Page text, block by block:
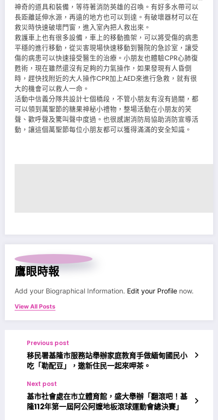
神奇的道具和裝備，等待著消防英雄的召喚。有好多水帶可以
長距離延伸水源，再遠的地方也可以到達。有破壞器材可以在
救災時快速破壞門窗，進入室內把人救出來。
救護車上也有很多設備，車上的移動擔架，可以將受傷的病患
平穩的進行移動，從災害現場快速移動到醫院的急診室，讓受
傷的病患可以快速接受醫生的治療。小朋友也體驗CPR心肺復
甦術，現在雖然還沒有足夠的力氣操作，如果發現有人昏倒
時，趕快找附近的大人操作CPR加上AED來進行急救，就有很
大的機會可以救人一命。
活動中信義分隊共設計七個橋段，不管小朋友有沒有過關，都
可以領到萬聖節的糖果神秘小禮物，整場活動在小朋友的笑
聲、歡呼聲及驚叫聲中度過。也很感謝消防局協助消防宣導活
動，讓這個萬聖節每位小朋友都可以獲得滿滿的安全知識。
鷹眼時報
Add your Biographical Information. Edit your Profile now.
View All Posts
Previous post
移民署基隆市服務站舉辦家庭教育手做緬甸國民小
吃「勒配豆」，邀新住民一起來呷茶。
Next post
基市社會處在市立體育館，盛大舉辦「翻滾吧！基
隆112年第一屆阿公阿嬤地板滾球運動會總決賽」